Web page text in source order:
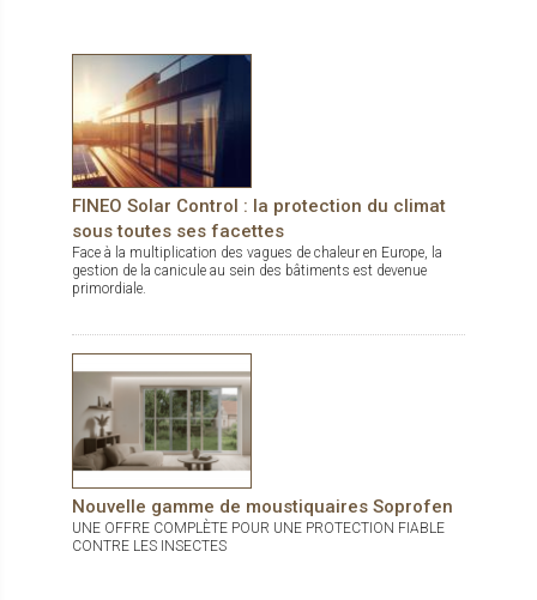
FINEO Solar Control : la protection du climat
sous toutes ses facettes
Face à la multiplication des vagues de chaleur en Europe, la
gestion de la canicule au sein des bâtiments est devenue
primordiale.
Nouvelle gamme de moustiquaires Soprofen
UNE OFFRE COMPLÈTE POUR UNE PROTECTION FIABLE
CONTRE LES INSECTES